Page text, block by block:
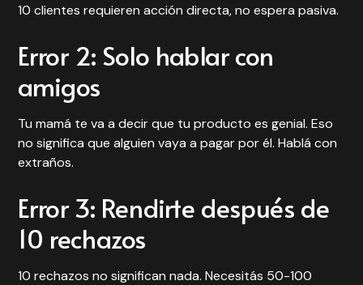
10 clientes requieren acción directa, no espera pasiva.
Error 2: Solo hablar con
amigos
Tu mamá te va a decir que tu producto es genial. Eso
no significa que alguien vaya a pagar por él. Hablá con
extraños.
Error 3: Rendirte después de
10 rechazos
10 rechazos no significan nada. Necesitás 50-100